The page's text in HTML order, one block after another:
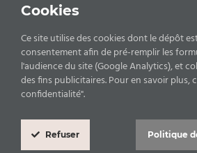
Copyrights © 2026 Comité
Cookies
Ce site utilise des cookies dont le dépôt
consentement afin de pré-remplir les
l'audience du site (Google Analytics), et
des fins publicitaires. Pour en savoir plus,
confidentialité".
Politique
Refuser